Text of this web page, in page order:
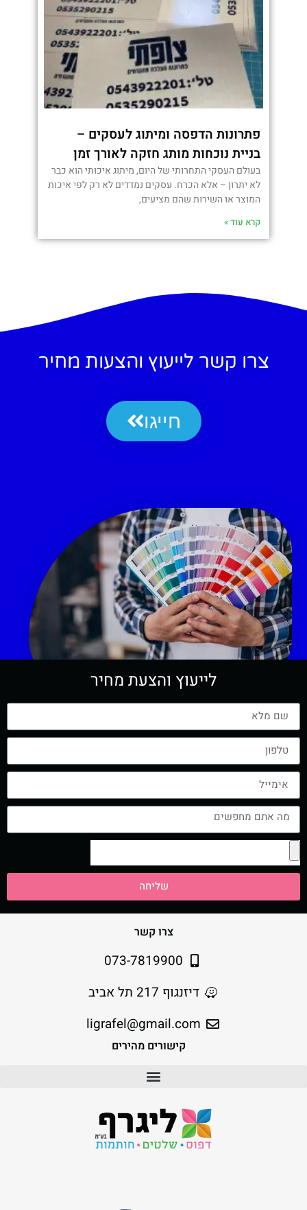
פתרונות הדפסה ומיתוג לעסקים –
בניית נוכחות מותג חזקה לאורך זמן
בעולם העסקי התחרותי של היום, מיתוג איכותי הוא כבר
לא יתרון – אלא הכרח. עסקים נמדדים לא רק לפי איכות
המוצר או השירות שהם מציעים,
קרא עוד »
צרו קשר לייעוץ והצעות מחיר
חייגו
לייעוץ והצעת מחיר
שליחה
קישורים מהירים
צרו קשר
073-7819900
דיזנגוף 217 תל אביב
ligrafel@gmail.com